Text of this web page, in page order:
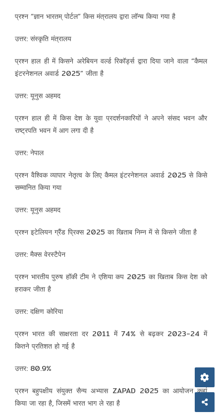
प्रश्न “ज्ञान भारतम् पोर्टल” किस मंत्रालय द्वारा लॉन्च किया गया है
उत्तर: संस्कृति मंत्रालय
प्रश्न हाल ही में किसने अरेबियन वर्ल्ड रिकॉर्ड्स द्वारा दिया जाने वाला “कैमल
इंटरनेशनल अवार्ड 2025” जीता है
उत्तर: यूनुस अहमद
प्रश्न हाल ही में किस देश के युवा प्रदर्शनकारियों ने अपने संसद भवन और
राष्ट्रपति भवन में आग लगा दी है
उत्तर: नेपाल
प्रश्न वैश्विक व्यापार नेतृत्व के लिए कैमल इंटरनेशनल अवार्ड 2025 से किसे
सम्मानित किया गया
उत्तर: यूनुस अहमद
प्रश्न इटेलियन ग्रैंड प्रिक्स 2025 का खिताब निम्न में से किसने जीता है
उत्तर: मैक्स वेरस्टैपेन
प्रश्न भारतीय पुरुष हॉकी टीम ने एशिया कप 2025 का खिताब किस देश को
हराकर जीता है
उत्तर: दक्षिण कोरिया
प्रश्न भारत की साक्षरता दर 2011 में 74% से बढ़कर 2023-24 में
कितने प्रतिशत हो गई है
उत्तर: 80.9%
प्रश्न बहुपक्षीय संयुक्त सैन्य अभ्यास ZAPAD 2025 का आयोजन कहां
किया जा रहा है, जिसमें भारत भाग ले रहा है